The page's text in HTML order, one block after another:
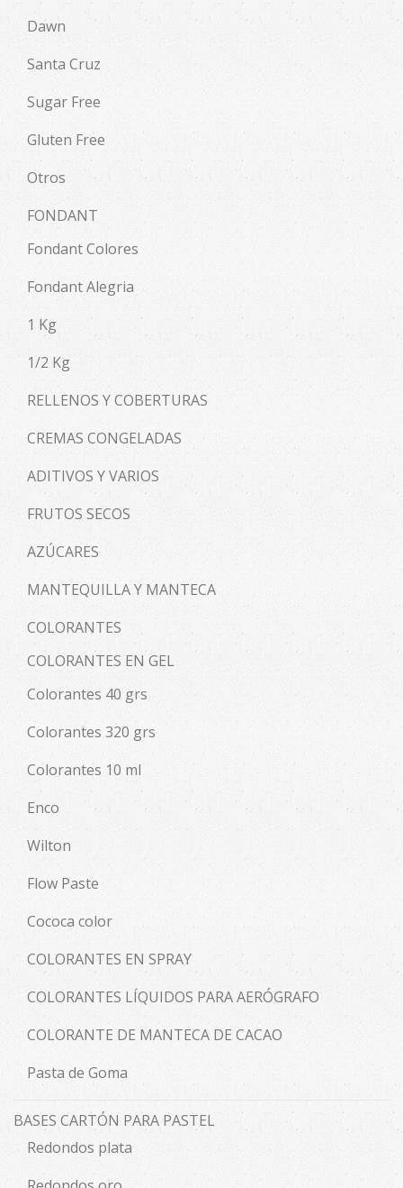
Dawn
Santa Cruz
Sugar Free
Gluten Free
Otros
FONDANT
Fondant Colores
Fondant Alegria
1 Kg
1/2 Kg
RELLENOS Y COBERTURAS
CREMAS CONGELADAS
ADITIVOS Y VARIOS
FRUTOS SECOS
AZÚCARES
MANTEQUILLA Y MANTECA
COLORANTES
COLORANTES EN GEL
Colorantes 40 grs
Colorantes 320 grs
Colorantes 10 ml
Enco
Wilton
Flow Paste
Cococa color
COLORANTES EN SPRAY
COLORANTES LÍQUIDOS PARA AERÓGRAFO
COLORANTE DE MANTECA DE CACAO
Pasta de Goma
BASES CARTÓN PARA PASTEL
Redondos plata